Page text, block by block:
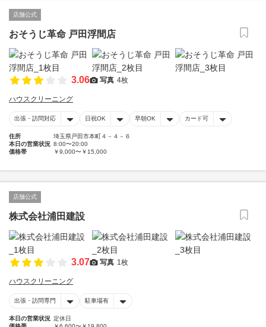
店舗公式
おそうじ革命 戸田浮間店
3.06 写真 4枚
ハウスクリーニング
出張・訪問対応 日祝OK 早朝OK カード可
住所
埼玉県戸田市本町４－４－６
本日の営業状況 8:00〜20:00
価格帯
￥9,000〜￥15,000
店舗公式
株式会社浦田建設
3.07 写真 1枚
ハウスクリーニング
出張・訪問専門 駐車場有
本日の営業状況 定休日